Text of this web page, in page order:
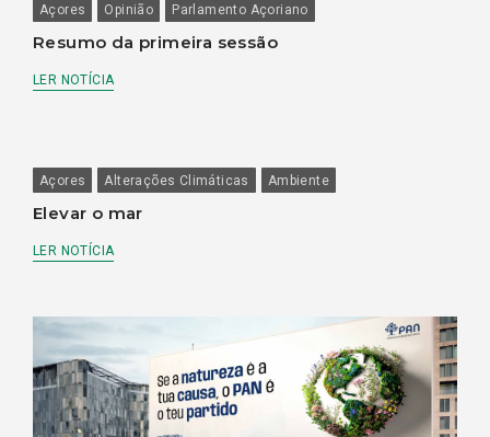
Açores Opinião Parlamento Açoriano
Resumo da primeira sessão
LER NOTÍCIA
Açores Alterações Climáticas Ambiente
Elevar o mar
LER NOTÍCIA